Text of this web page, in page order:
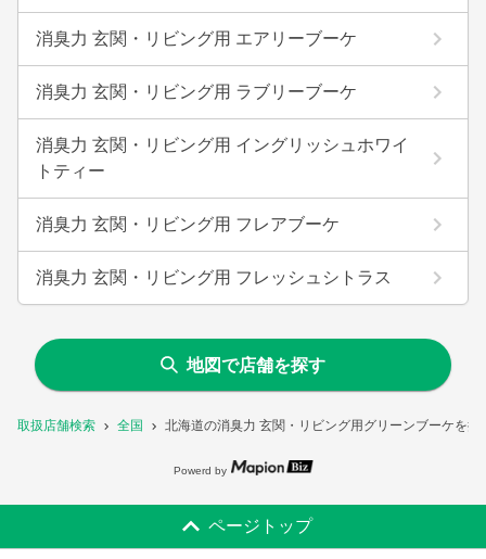
取扱店舗検索 全国 北海道の消臭力 玄関・リビング用グリーンブーケを扱
消臭力 玄関・リビング用 エアリーブーケ
消臭力 玄関・リビング用 ラブリーブーケ
消臭力 玄関・リビング用 イングリッシュホワイ
トティー
消臭力 玄関・リビング用 フレアブーケ
消臭力 玄関・リビング用 フレッシュシトラス
地図で店舗を探す
Powerd by
ページトップ